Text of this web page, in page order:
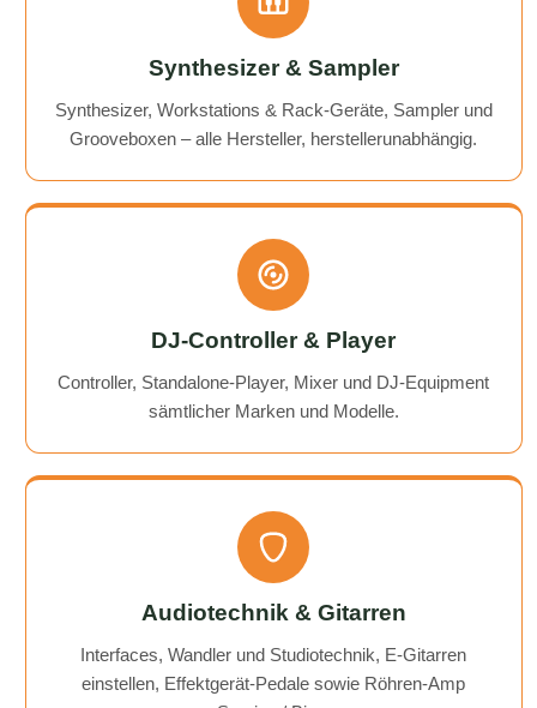
Synthesizer & Sampler
Synthesizer, Workstations & Rack-Geräte, Sampler und
Grooveboxen – alle Hersteller, herstellerunabhängig.
DJ-Controller & Player
Controller, Standalone-Player, Mixer und DJ-Equipment
sämtlicher Marken und Modelle.
Audiotechnik & Gitarren
Interfaces, Wandler und Studiotechnik, E-Gitarren
einstellen, Effektgerät-Pedale sowie Röhren-Amp